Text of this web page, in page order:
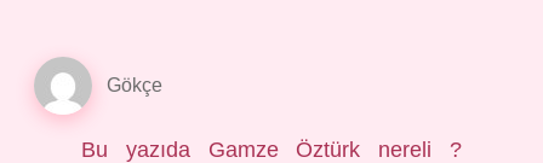
Gökçe
Bu yazıda Gamze Öztürk nereli ?